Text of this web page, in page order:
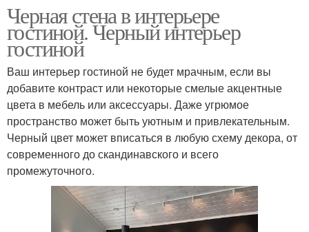
Черная стена в интерьере
гостиной. Черный интерьер
гостиной
Ваш интерьер гостиной не будет мрачным, если вы
добавите контраст или некоторые смелые акцентные
цвета в мебель или аксессуары. Даже угрюмое
пространство может быть уютным и привлекательным.
Черный цвет может вписаться в любую схему декора, от
современного до скандинавского и всего
промежуточного.